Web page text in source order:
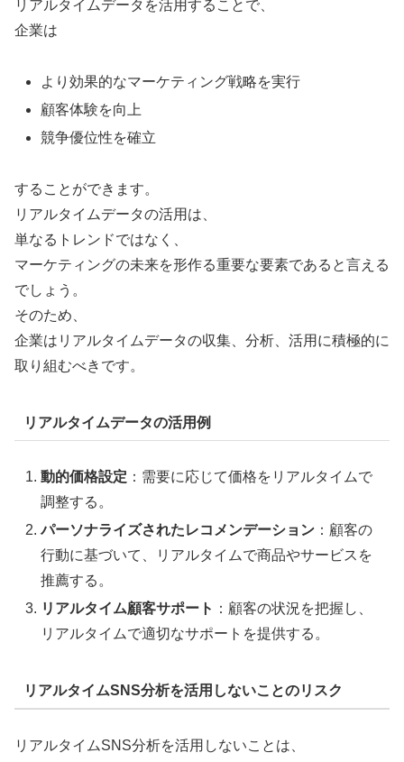
リアルタイムデータを活用することで、
企業は
より効果的なマーケティング戦略を実行
顧客体験を向上
競争優位性を確立
することができます。
リアルタイムデータの活用は、
単なるトレンドではなく、
マーケティングの未来を形作る重要な要素であると言える
でしょう。
そのため、
企業はリアルタイムデータの収集、分析、活用に積極的に
取り組むべきです。
リアルタイムデータの活用例
動的価格設定 ：需要に応じて価格をリアルタイムで
調整する。
パーソナライズされたレコメンデーション ：顧客の
行動に基づいて、リアルタイムで商品やサービスを
推薦する。
リアルタイム顧客サポート ：顧客の状況を把握し、
リアルタイムで適切なサポートを提供する。
リアルタイムSNS分析を活用しないことのリスク
リアルタイムSNS分析を活用しないことは、